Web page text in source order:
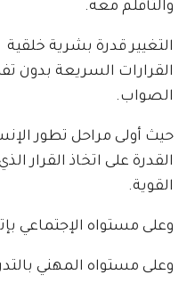
والتأقلم معه.
التغيير قدرة بشرية
القرارات السريعة بدون
الصواب.
حيث أولى مراحل تطور
القدرة على اتخاذ القرار
القوية.
وعلى مستواه الإجتماعي
وعلى مستواه المهني